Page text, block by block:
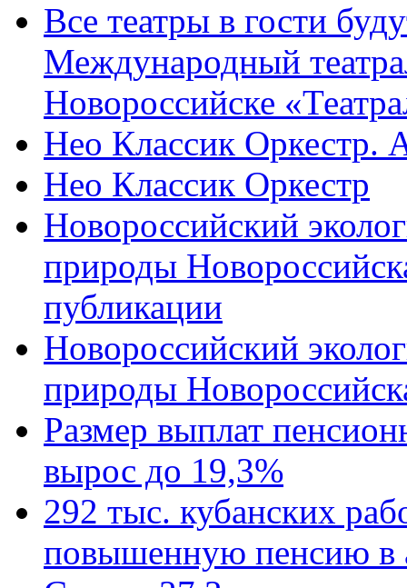
Все театры в гости
Международный
Новороссийске
Нео Классик Оркестр.
Нео Классик Оркестр
Новороссийский
природы
публикации
Новороссийский
природы
Размер выплат
вырос до 19,3%
292 тыс. кубанских
повышенную пенсию в